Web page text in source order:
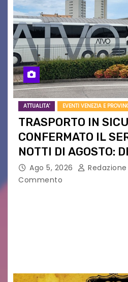
ATTUALITA' EVENTI VENEZIA E
TRASPORTO IN
CONFERMATO IL
NOTTI DI AGOSTO:
PERCORSI,
Ago 5, 2026 Redazione
Commento